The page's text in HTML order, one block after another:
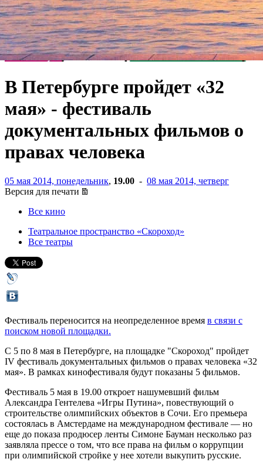
В Петербурге пройдет «32
мая» - фестиваль
документальных фильмов о
правах человека
05 мая 2014, понедельник, 19.00 - 08 мая 2014, четверг
Версия для печати
Все кино
Театральное пространство «Скороход»
Все театры
Фестиваль переносится на неопределенное время в связи с
поиском новой площадки.
С 5 по 8 мая в Петербурге, на площадке "Скороход" пройдет
IV фестиваль документальных фильмов о правах человека «32
мая». В рамках кинофестиваля будут показаны 5 фильмов.
Фестиваль 5 мая в 19.00 откроет нашумевший фильм
Александра Гентелева «Игры Путина», повествующий о
строительстве олимпийских объектов в Сочи. Его премьера
состоялась в Амстердаме на международном фестивале — но
еще до показа продюсер ленты Симоне Бауман несколько раз
заявляла прессе о том, что все права на фильм о коррупции
при олимпийской стройке у нее хотели выкупить русские.